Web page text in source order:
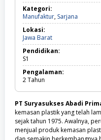
Kategori:
Manufaktur, Sarjana
Sarjana
Lokasi:
Jawa BaratJawa
Barat
Pendidikan:
S1
Pengalaman:
2Tahun
PT Suryasukses Abadi
kemasan plastik yang telah
sejak tahun 1975. Awalnya,
menjual produk kemasan